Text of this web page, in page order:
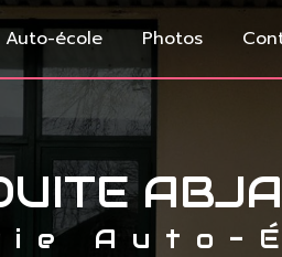
Auto-école Photos
Auto-